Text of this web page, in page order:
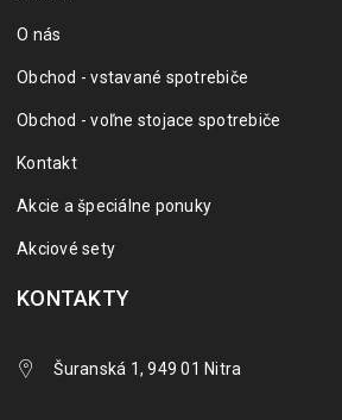
O nás
Obchod - vstavané spotrebiče
Obchod - voľne stojace spotrebiče
Kontakt
Akcie a špeciálne ponuky
Akciové sety
KONTAKTY
Šuranská 1, 949 01 Nitra